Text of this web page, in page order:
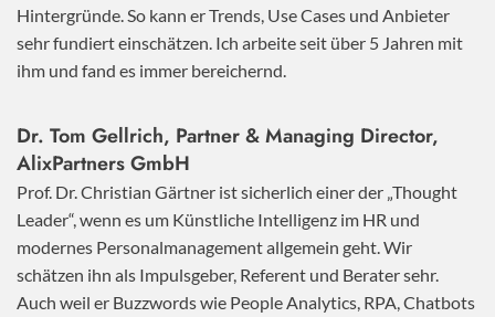
Hintergründe. So kann er Trends, Use Cases und Anbieter
sehr fundiert einschätzen. Ich arbeite seit über 5 Jahren mit
ihm und fand es immer bereichernd.
Dr. Tom Gellrich, Partner & Managing Director,
AlixPartners GmbH
Prof. Dr. Christian Gärtner ist sicherlich einer der „Thought
Leader“, wenn es um Künstliche Intelligenz im HR und
modernes Personalmanagement allgemein geht. Wir
schätzen ihn als Impulsgeber, Referent und Berater sehr.
Auch weil er Buzzwords wie People Analytics, RPA, Chatbots